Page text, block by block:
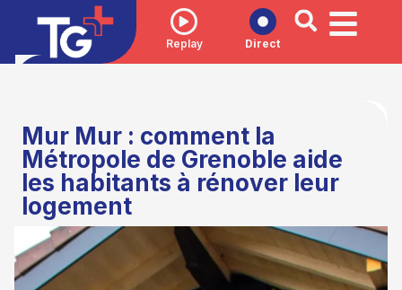
Replay Direct
Mur Mur : comment la
Métropole de Grenoble aide
les habitants à rénover leur
logement